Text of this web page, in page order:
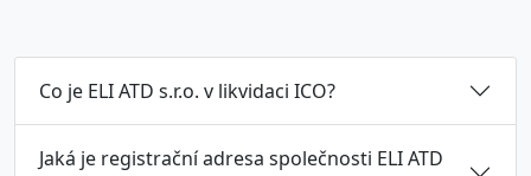
Co je ELI ATD s.r.o. v likvidaci ICO?
Jaká je registrační adresa společnosti ELI ATD